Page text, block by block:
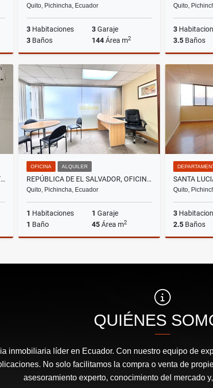
Quito, Pichincha, Ecuador
3 Habitaciones 3Garaje
3 Baños 144Área m2
Venta
US$72,500
Quito,
3
3.5 Baños
TUMBACO, HERMOSO DEPARTAMENTO EN RENTA, 180M2
OFICINA ALQUILER
REPÚBLICA DE EL SALVADOR, OFICINA AMOBLADA EN RENTA, 45M2
Quito, Pichincha, Ecuador
1 Habitaciones 1 Garaje
1 Baño 45Área m2
US$780
Quito,
3
2.5 Baños
QUIÉNES
inmobiliaria líder en Ecuador. Con nuestro equipo de
No solo facilitamos la compra o venta de
asesoramiento experto, conocimiento del mercado